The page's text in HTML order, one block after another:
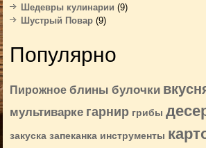
Шедевры кулинарии (9)
Шустрый Повар (9)
Популярно
Пирожное блины булочки
мультиварке гарнир грибы
закуска запеканка инструменты